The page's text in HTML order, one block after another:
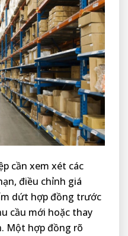
cần xem xét các
điều chỉnh giá
dứt hợp đồng trước
cầu mới hoặc thay
Một hợp đồng rõ